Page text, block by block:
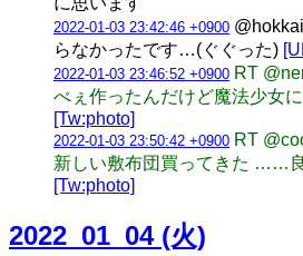
2022-01-03 23:42:46 +0900
らなかったです…(ぐぐった)
2022-01-03 23:46:52 +0900 RT
べぇ作ったんだけど魔法少女
[Tw:photo]
2022-01-03 23:50:42 +0900 RT
新しい敷布団買ってきた ……
[Tw:photo]
2022_01_04 (火)